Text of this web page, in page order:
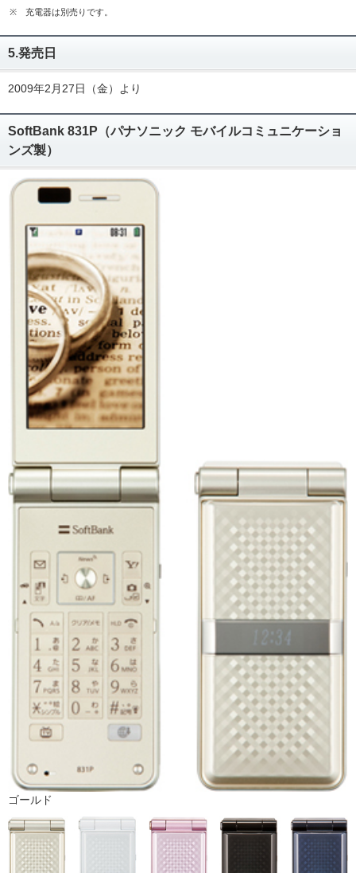
※ 充電器は別売りです。
5.発売日
2009年2月27日（金）より
SoftBank 831P（パナソニック モバイルコミュニケーショ
ンズ製）
ゴールド